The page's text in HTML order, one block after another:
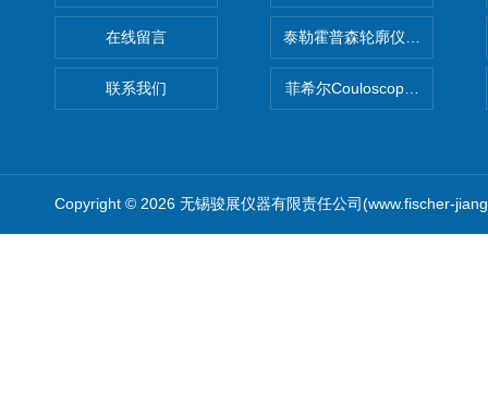
在线留言
联系我们
泰勒霍普森轮廓仪|TAYLOR
菲希尔Couloscope CMS2电
Copyright © 2026 无锡骏展仪器有限责任公司(www.fischer-